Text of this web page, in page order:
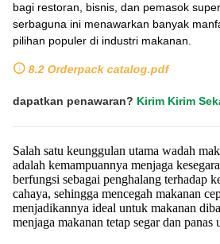
bagi restoran, bisnis, dan pemasok
serbaguna ini menawarkan banyak
pilihan populer di industri makanan.
8.2 Orderpack catalog.pdf
dapatkan penawaran? Kirim Kirim
Salah satu keunggulan utama wadah
adalah kemampuannya menjaga
berfungsi sebagai penghalang terhadap
cahaya, sehingga mencegah makanan
menjadikannya ideal untuk makanan
menjaga makanan tetap segar dan